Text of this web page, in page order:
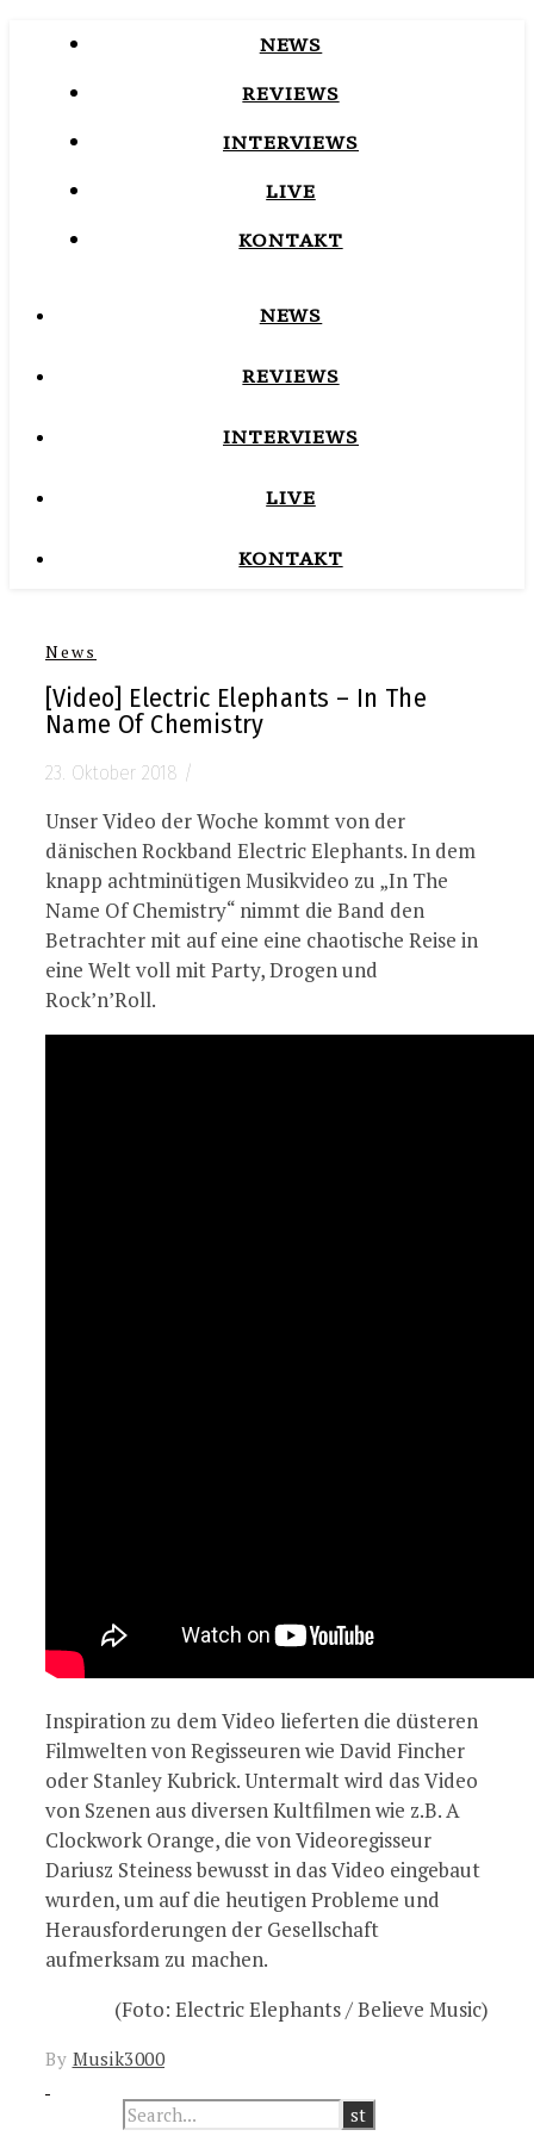
NEWS
REVIEWS
INTERVIEWS
LIVE
KONTAKT
NEWS
REVIEWS
INTERVIEWS
LIVE
KONTAKT
News
[Video] Electric Elephants – In The
Name Of Chemistry
23. Oktober 2018 /
Unser Video der Woche kommt von der
dänischen Rockband Electric Elephants. In dem
knapp achtminütigen Musikvideo zu „In The
Name Of Chemistry“ nimmt die Band den
Betrachter mit auf eine eine chaotische Reise in
eine Welt voll mit Party, Drogen und
Rock’n’Roll.
Inspiration zu dem Video lieferten die düsteren
Filmwelten von Regisseuren wie David Fincher
oder Stanley Kubrick. Untermalt wird das Video
von Szenen aus diversen Kultfilmen wie z.B. A
Clockwork Orange, die von Videoregisseur
Dariusz Steiness bewusst in das Video eingebaut
wurden, um auf die heutigen Probleme und
Herausforderungen der Gesellschaft
aufmerksam zu machen.
(Foto: Electric Elephants / Believe Music)
By Musik3000